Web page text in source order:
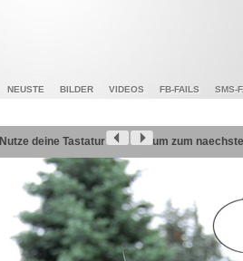
NEUSTE BILDER VIDEOS FB-FAILS SMS-
Nutze deine Tastatur um zum